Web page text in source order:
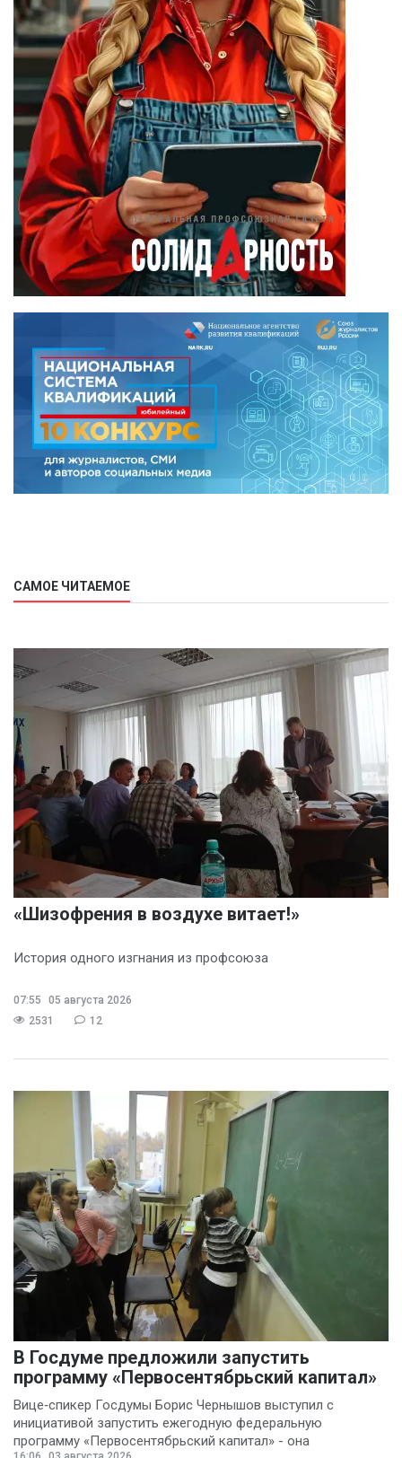
САМОЕ ЧИТАЕМОЕ
«Шизофрения в воздухе витает!»
История одного изгнания из профсоюза
07:55
05 августа 2026
2531
12
В Госдуме предложили запустить
программу «Первосентябрьский капитал»
Вице‑спикер Госдумы Борис Чернышов выступил с
инициативой запустить ежегодную федеральную
программу «Первосентябрьский капитал» - она